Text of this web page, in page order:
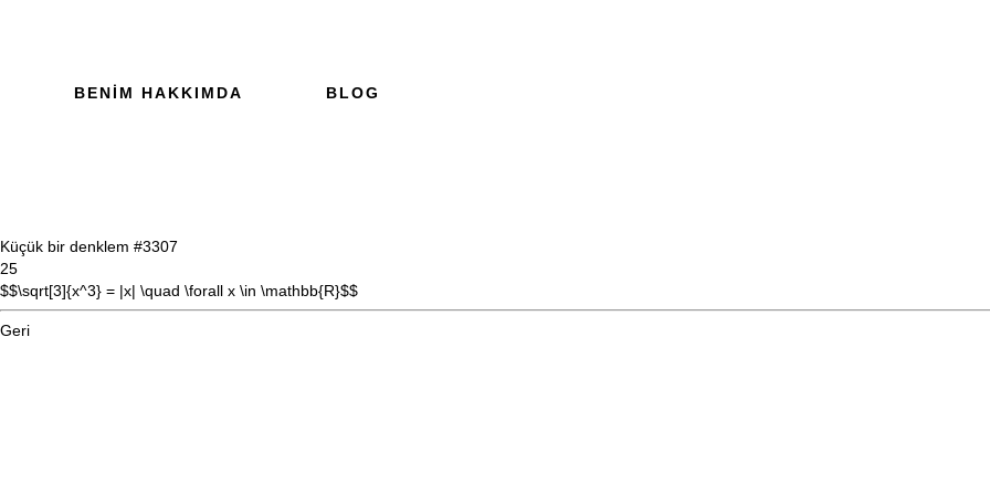
BENIM HAKKIMDA BLOG
Küçük bir denklem #3307
25
$$\sqrt[3]{x^3} = |x| \quad \forall x \in \mathbb{R}$$
Geri